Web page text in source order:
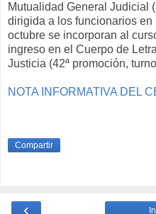
Mutualidad General Judicial
dirigida a los funcionarios
octubre se incorporan al
ingreso en el Cuerpo de
Justicia (42ª promoción,
NOTA INFORMATIVA DEL
Compartir
‹